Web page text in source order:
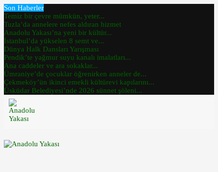
Son Haberler
Temiz bir çevre mümkün, yeter...
Tuzla’da annelere nefes aldıran hizmet
Anadolu Yakası’na yeni bir kültür...
İstanbul’da yükselen 8 semt ve...
Dünya Halk Dansları Yarışması
Pendik’te yağmur suyu kanalı imalatları...
Ana caddeler ve ara sokaklar...
Ümraniye’de çocuklar öğrenirken anneler de...
Çekmeköy’ün ikinci emekli kültürevi kapılarını...
Üsküdar Belediyesi’nde 2026 sünnet şöleni...